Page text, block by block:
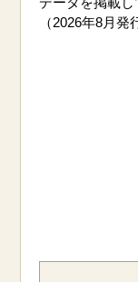
（2026年8月発